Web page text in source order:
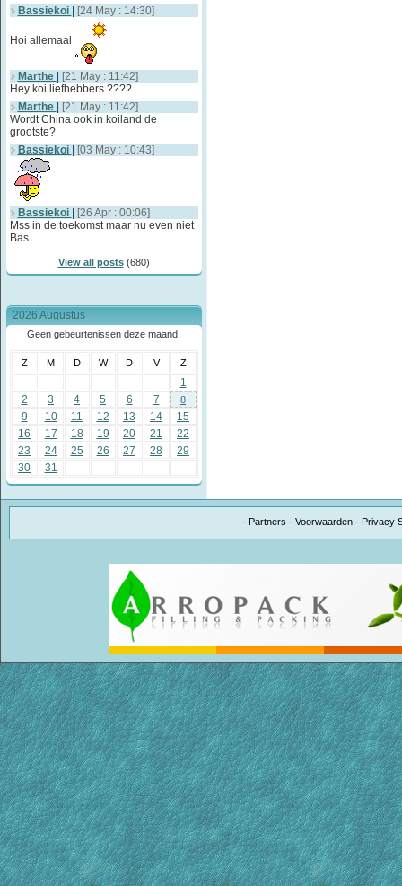
Bassiekoi [24 May : 14:30]
Hoi allemaal
Marthe
[21 May : 11:42]
Hey koi liefhebbers ????
Marthe
[21 May : 11:42]
Wordt China ook in koiland de
grootste?
Bassiekoi
[03 May : 10:43]
Bassiekoi
[26 Apr : 00:06]
Mss in de toekomst maar nu even niet
Bas.
View all posts(680)
2026 Augustus
Geen gebeurtenissen deze maand.
Z M D W D V Z
1
2
3 4 5 6 7 8
9 10 11 12 13 14
15
16
17 18 19 20 21
22
23
24 25 26 27 28
29
30
31
· Partners ·Voorwaarden · Privacy